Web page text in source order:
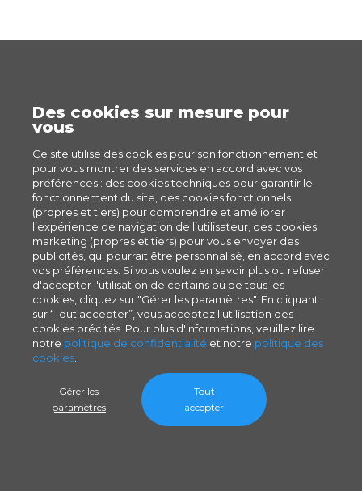
Des cookies sur mesure pour
vous
Ce site utilise des cookies pour son fonctionnement et
pour vous montrer des services en accord avec vos
préférences : des cookies techniques pour garantir le
fonctionnement du site, des cookies fonctionnels
(propres et tiers) pour comprendre et améliorer
l’expérience de navigation de l’utilisateur, des cookies
marketing (propres et tiers) pour vous envoyer des
publicités, qui pourrait être personnalisé, en accord avec
vos préférences. Si vous voulez en savoir plus ou refuser
d'accepter l'utilisation de certains ou de tous les
cookies, cliquez sur "Gérer les paramètres". En cliquant
sur “Tout accepter”, vous acceptez l'utilisation des
cookies précités. Pour plus d'informations, veuillez lire
notre politique de confidentialité et notre politique des
cookies
Gérer les
paramètres
Tout
accepter